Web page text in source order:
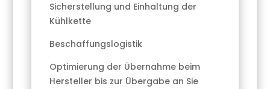
Sicherstellung und Einhaltung der
Kühlkette
Beschaffungslogistik
Optimierung der Übernahme beim
Hersteller bis zur Übergabe an Sie